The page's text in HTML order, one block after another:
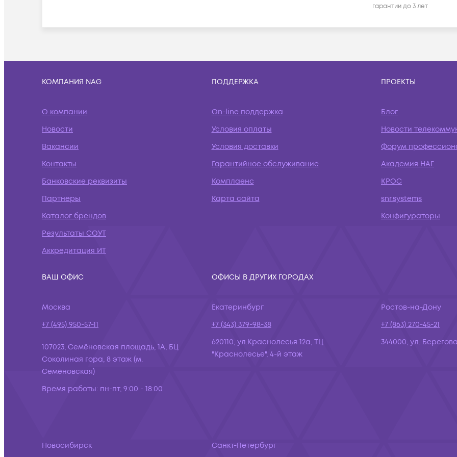
гарантии до 3 лет
КОМПАНИЯ NAG
О компании
Новости
Вакансии
Контакты
Банковские реквизиты
Партнеры
Каталог брендов
Результаты СОУТ
Аккредитация ИТ
ПОДДЕРЖКА
On-line поддержка
Условия оплаты
Условия доставки
Гарантийное обслуживание
Комплаенс
Карта сайта
ПРОЕКТЫ
Блог
Новости
Форум
Академия НАГ
КРОС
snr.systems
Конфигураторы
ВАШ ОФИС
Москва
+7 (495) 950-57-11
107023, Семёновская площадь, 1А, БЦ
Соколиная гора, 8 этаж (м.
Семёновская)
Время работы: пн-пт, 9:00 - 18:00
ОФИСЫ В ДРУГИХ ГОРОДАХ
Екатеринбург
+7 (343) 379-98-38
620110, ул.Краснолесья 12а, ТЦ
"Краснолесье", 4-й этаж
Ростов-на-Дону
+7 (863) 270-45-21
344000, ул.
Новосибирск Санкт-Петербург